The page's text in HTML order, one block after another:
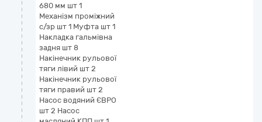
680 мм шт 1
Механізм проміжний
с/зр шт 1 Муфта шт 1
Накладка гальмівна
задня шт 8
Накінечник рульової
тяги лівий шт 2
Накінечник рульової
тяги правий шт 2
Насос водяний ЄВРО
шт 2 Насос